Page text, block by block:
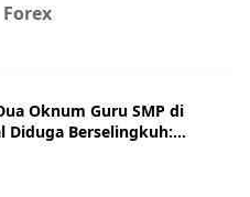
Forex
Oknum Guru SMP di
Diduga Berselingkuh:
hingga Sanksi